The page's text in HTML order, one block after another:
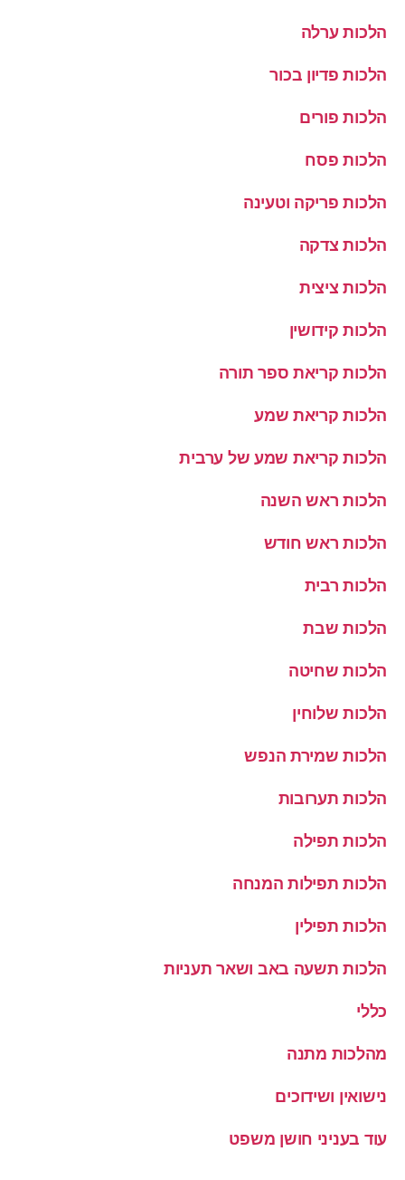
הלכות ערלה
הלכות פדיון בכור
הלכות פורים
הלכות פסח
הלכות פריקה וטעינה
הלכות צדקה
הלכות ציצית
הלכות קידושין
הלכות קריאת ספר תורה
הלכות קריאת שמע
הלכות קריאת שמע של ערבית
הלכות ראש השנה
הלכות ראש חודש
הלכות רבית
הלכות שבת
הלכות שחיטה
הלכות שלוחין
הלכות שמירת הנפש
הלכות תערובות
הלכות תפילה
הלכות תפילות המנחה
הלכות תפילין
הלכות תשעה באב ושאר תעניות
כללי
מהלכות מתנה
נישואין ושידוכים
עוד בעניני חושן משפט